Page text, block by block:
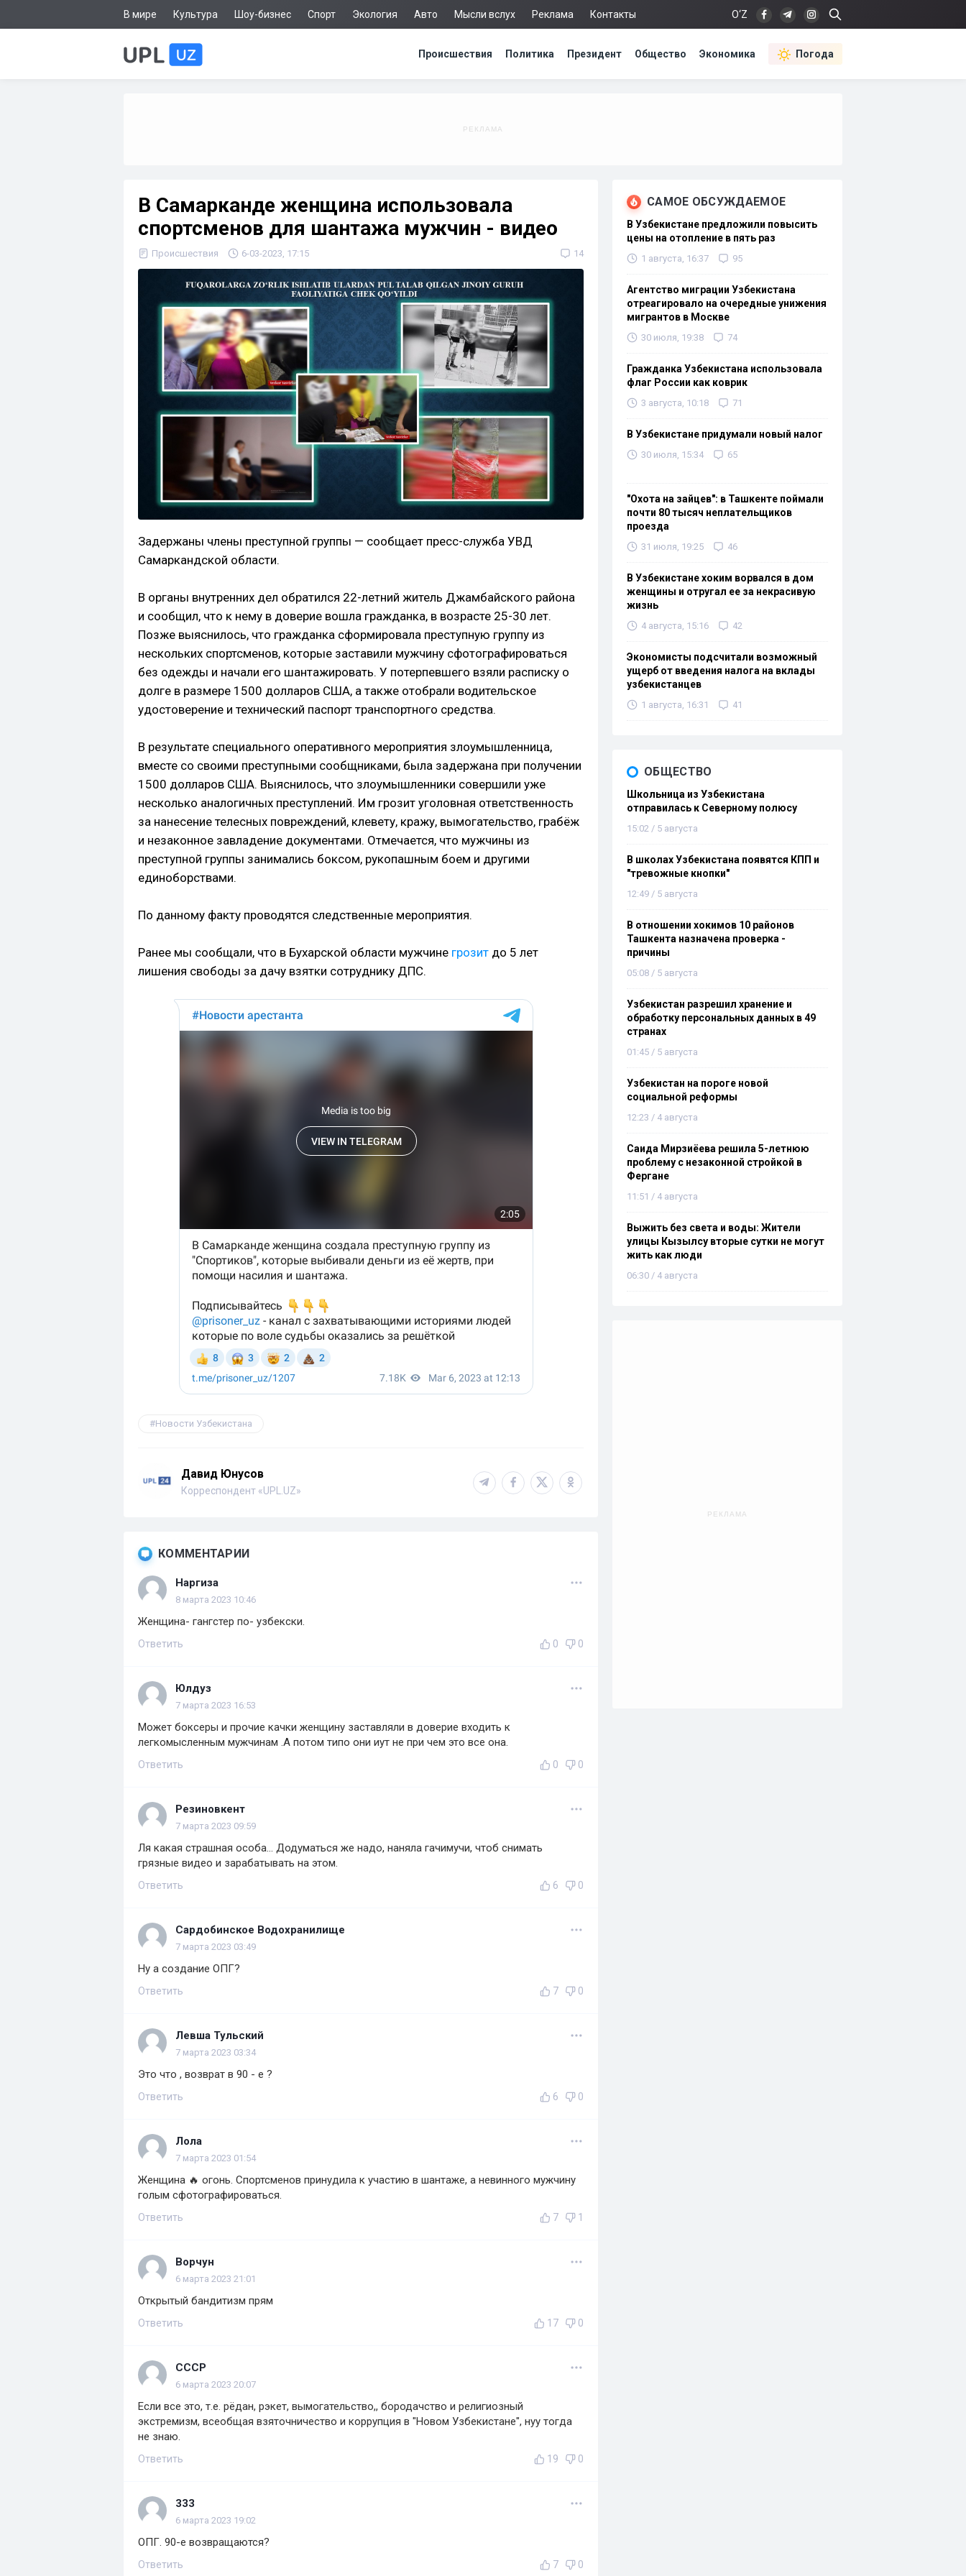
В мире Культура Шоу-бизнес Спорт Экология Авто Мысли вслух Реклама Контакты O‘Z
Происшествия Политика Президент Общество Экономика Погода
В Самарканде женщина использовала
спортсменов для шантажа мужчин - видео
Происшествия 6-03-2023, 17:15 14
Задержаны члены преступной группы — сообщает пресс-служба УВД
Самаркандской области.
В органы внутренних дел обратился 22-летний житель Джамбайского района
и сообщил, что к нему в доверие вошла гражданка, в возрасте 25-30 лет.
Позже выяснилось, что гражданка сформировала преступную группу из
нескольких спортсменов, которые заставили мужчину сфотографироваться
без одежды и начали его шантажировать. У потерпевшего взяли расписку о
долге в размере 1500 долларов США, а также отобрали водительское
удостоверение и технический паспорт транспортного средства.
В результате специального оперативного мероприятия злоумышленница,
вместе со своими преступными сообщниками, была задержана при получении
1500 долларов США. Выяснилось, что злоумышленники совершили уже
несколько аналогичных преступлений. Им грозит уголовная ответственность
за нанесение телесных повреждений, клевету, кражу, вымогательство, грабёж
и незаконное завладение документами. Отмечается, что мужчины из
преступной группы занимались боксом, рукопашным боем и другими
единоборствами.
По данному факту проводятся следственные мероприятия.
Ранее мы сообщали, что в Бухарской области мужчине грозит до 5 лет
лишения свободы за дачу взятки сотруднику ДПС.
Новости Узбекистана
Давид Юнусов
Корреспондент «UPL.UZ»
КОММЕНТАРИИ
Наргиза
8 марта 2023 10:46
Женщина- гангстер по- узбекски.
Ответить 0 0
Юлдуз
7 марта 2023 16:53
Может боксеры и прочие качки женщину заставляли в доверие входить к
легкомысленным мужчинам .А потом типо они иут не при чем это все она.
Ответить 0 0
Резиновкент
7 марта 2023 09:59
Ля какая страшная особа... Додуматься же надо, наняла гачимучи, чтоб снимать
грязные видео и зарабатывать на этом.
Ответить 6 0
Сардобинское Водохранилище
7 марта 2023 03:49
Ну а создание ОПГ?
Ответить 7 0
Левша Тульский
7 марта 2023 03:34
Это что , возврат в 90 - е ?
Ответить 6 0
Лола
7 марта 2023 01:54
Женщина 🔥 огонь. Спортсменов принудила к участию в шантаже, а невинного мужчину
голым сфотографироваться.
Ответить 7 1
Ворчун
6 марта 2023 21:01
Открытый бандитизм прям
Ответить 17 0
СССР
6 марта 2023 20:07
Если все это, т.е. рёдан, рэкет, вымогательство,, бородачство и религиозный
экстремизм, всеобщая взяточничество и коррупция в "Новом Узбекистане", нуу тогда
не знаю.
Ответить 19 0
333
6 марта 2023 19:02
ОПГ. 90-е возвращаются?
Ответить 7 0
САМОЕ ОБСУЖДАЕМОЕ
В Узбекистане предложили повысить
цены на отопление в пять раз
1 августа, 16:37 95
Агентство миграции Узбекистана
отреагировало на очередные унижения
мигрантов в Москве
30 июля, 19:38 74
Гражданка Узбекистана использовала
флаг России как коврик
3 августа, 10:18 71
В Узбекистане придумали новый налог
30 июля, 15:34 65
"Охота на зайцев": в Ташкенте поймали
почти 80 тысяч неплательщиков
проезда
31 июля, 19:25 46
В Узбекистане хоким ворвался в дом
женщины и отругал ее за некрасивую
жизнь
4 августа, 15:16 42
Экономисты подсчитали возможный
ущерб от введения налога на вклады
узбекистанцев
1 августа, 16:31 41
ОБЩЕСТВО
Школьница из Узбекистана
отправилась к Северному полюсу
15:02 / 5 августа
В школах Узбекистана появятся КПП и
"тревожные кнопки"
12:49 / 5 августа
В отношении хокимов 10 районов
Ташкента назначена проверка -
причины
05:08 / 5 августа
Узбекистан разрешил хранение и
обработку персональных данных в 49
странах
01:45 / 5 августа
Узбекистан на пороге новой
социальной реформы
12:23 / 4 августа
Саида Мирзиёева решила 5-летнюю
проблему с незаконной стройкой в
Фергане
11:51 / 4 августа
Выжить без света и воды: Жители
улицы Кызылсу вторые сутки не могут
жить как люди
06:30 / 4 августа